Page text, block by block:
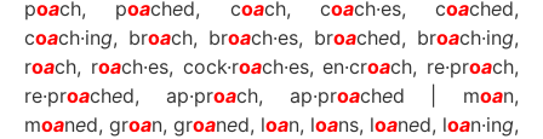
poach, poached, coach, coach·es, coached,
coach·ing, broach, broach·es, broached, broach·ing,
roach, roach·es, cock·roach·es, en·croach, re·proach,
re·proached, ap·proach, ap·proached | moan,
moaned, groan, groaned, loan, loans, loaned, loan·ing,